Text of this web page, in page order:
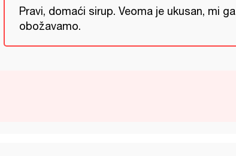
Pravi, domaći sirup. Veoma je ukusan, mi ga
obožavamo.